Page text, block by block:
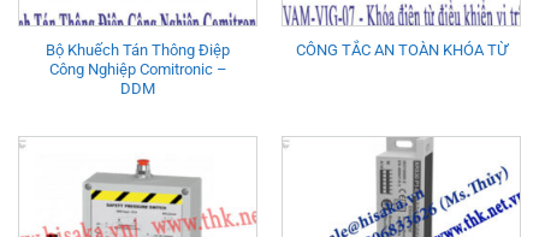
Bộ Khuếch Tán Thông Điệp
Công Nghiệp Comitronic –
DDM
CÔNG TẮC AN TOÀN KHÓA TỪ